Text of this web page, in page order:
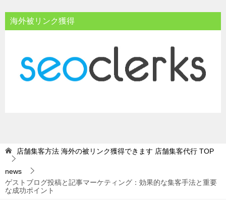
海外被リンク獲得
店舗集客方法 海外の被リンク獲得できます 店舗集客代行 TOP
news
ゲストブログ投稿と記事マーケティング：効果的な集客手法と重要
な成功ポイント